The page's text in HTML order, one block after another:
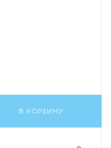
В КОРЗИНУ